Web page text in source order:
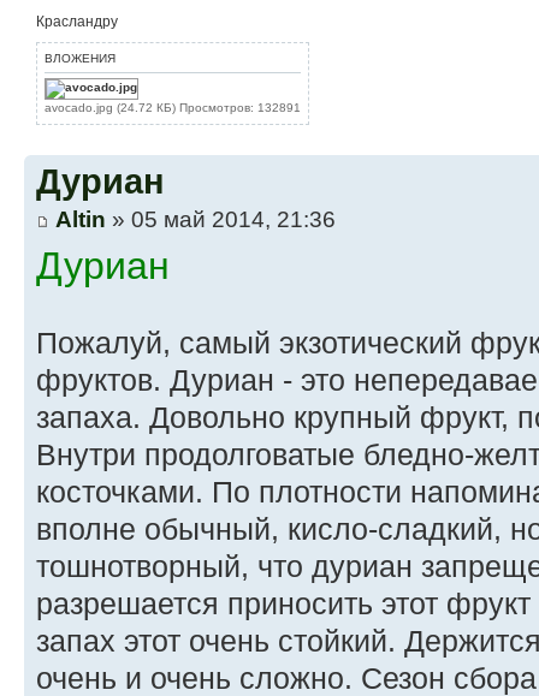
Красландру
ВЛОЖЕНИЯ
avocado.jpg (24.72 КБ) Просмотров: 132891
Дуриан
Altin » 05 май 2014, 21:36
Дуриан
Пожалуй, самый экзотический
фруктов. Дуриан - это
запаха. Довольно крупный фрукт,
Внутри продолговатые бледно-
косточками. По плотности
вполне обычный, кисло-сладкий,
тошнотворный, что дуриан
разрешается приносить этот
запах этот очень стойкий.
очень и очень сложно. Сезон